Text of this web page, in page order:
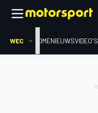
WEC HOMENIEUWSVIDEO'S